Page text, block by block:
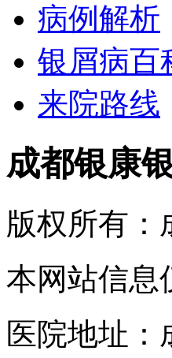
病例解析
银屑病百
来院路线
成都银康
版权所有：
本网站信息
医院地址：